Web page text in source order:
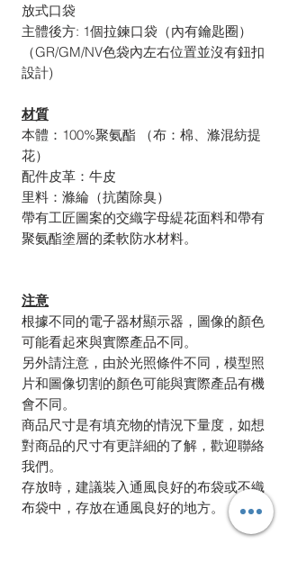
放式口袋
主體後方: 1個拉鍊口袋（內有鑰匙圈）
（GR/GM/NV色袋內左右位置並沒有鈕扣
設計)
材質
本體：100%聚氨酯 （布：棉、滌混紡提
花）
配件皮革：牛皮
里料：滌綸（抗菌除臭）
帶有工匠圖案的交織字母緹花面料和帶有
聚氨酯塗層的柔軟防水材料。
注意
根據不同的電子器材顯示器，圖像的顏色
可能看起來與實際產品不同。
另外請注意，由於光照條件不同，模型照
片和圖像切割的顏色可能與實際產品有機
會不同。
商品尺寸是有填充物的情況下量度，如想
對商品的尺寸有更詳細的了解，歡迎聯絡
我們。
存放時，建議裝入通風良好的布袋或不織
布袋中，存放在通風良好的地方。